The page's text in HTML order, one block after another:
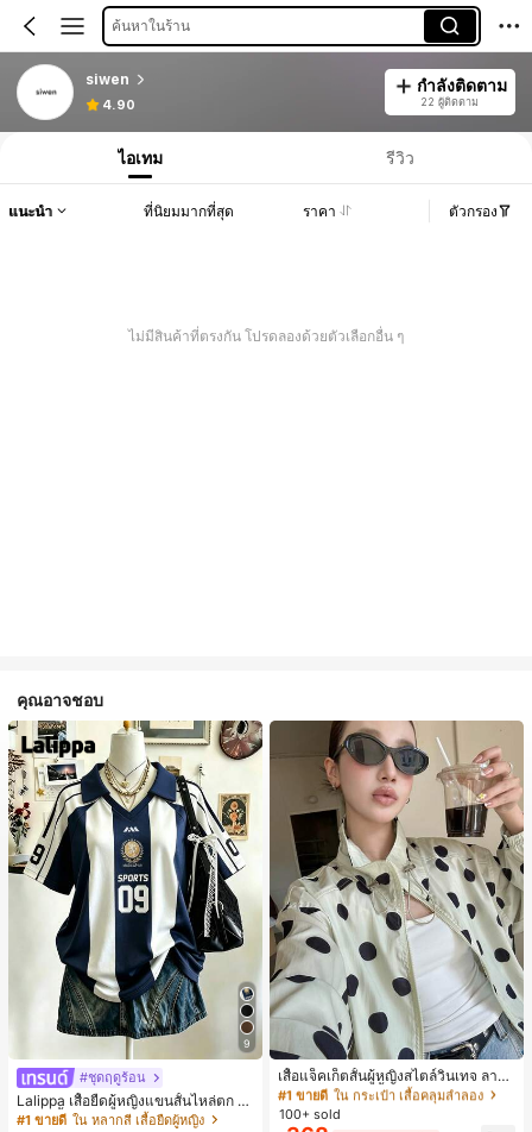
ค้นหาในร้าน
siwen
4.90
กำลังติดตาม
22 ผู้ติดตาม
ไอเทม รีวิว
แนะนำ ที่นิยมมากที่สุด ราคา ตัวกรอง
ไม่มีสินค้าที่ตรงกัน โปรดลองด้วยตัวเลือกอื่น ๆ
คุณอาจชอบ
9
#ชุดฤดูร้อน
Lalippa เสื้อยืดผู้หญิงแขนสั้นไหล่ตก ค
อวีปกเสื้อ ลายพิมพ์ดิจิทัลลายทาง สไตล์
#1 ขายดี ใน หลากสี เสื้อยืดผู้หญิง
เสื้อแจ็คเก็ตสั้นผู้หญิงสไตล์วินเทจ ลายจุ
ดขนาดใหญ่ คอตั้ง เอวเข้ารูป แขนพอง
ทรงหลวม แฟชั่นอเนกประสงค์ สำหรับใ
ส่ประจำวันและไปเที่ยวพักผ่อน
#1 ขายดี
ใน กระเป๋า เสื้อคลุมลำลอง
ลูกค้ากลับมาซื้อซ้ำ!
#1 ขายดี ใน กระเป๋า เสื้อคลุมลำลอง
ลูกค้ากลับมาซื้อซ้ำ!
#1 ขายดี ใน กระเป๋า เสื้อคลุมลำลอง
ลูกค้ากลับมาซื้อซ้ำ!
100+ sold